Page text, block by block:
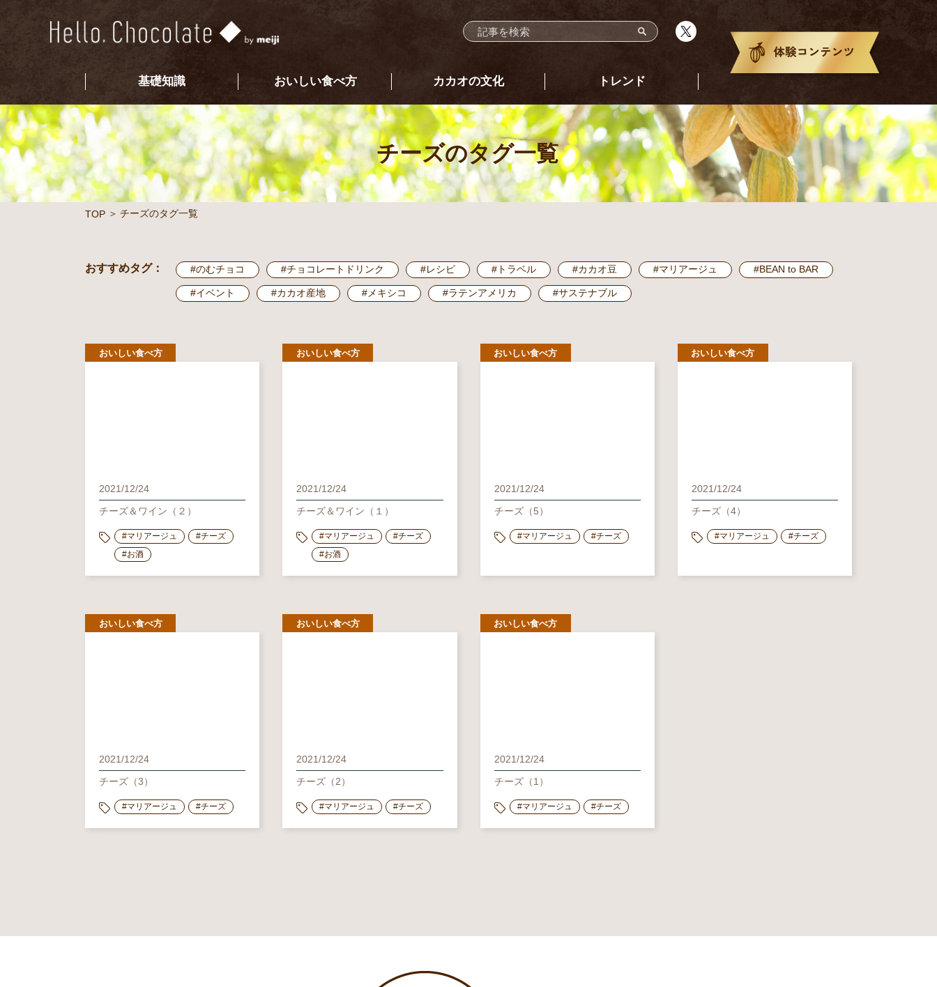
基礎知識 おいしい食べ方 カカオの文化 トレンド
チーズのタグ一覧
TOP チーズのタグ一覧
おすすめタグ： #のむチョコ #チョコレートドリンク #レシピ #トラベル #カカオ豆 #マリアージュ #BEAN to BAR
#イベント #カカオ産地 #メキシコ #ラテンアメリカ #サステナブル
おいしい食べ方
2021/12/24
チーズ＆ワイン（２）
#マリアージュ
#チーズ
#お酒
おいしい食べ方
2021/12/24
チーズ＆ワイン（１）
#マリアージュ
#チーズ
#お酒
おいしい食べ方
2021/12/24
チーズ（5）
#マリアージュ #チーズ
おいしい食べ方
2021/12/24
チーズ（4）
#マリアージュ #チーズ
おいしい食べ方
2021/12/24
チーズ（3）
#マリアージュ #チーズ
おいしい食べ方
2021/12/24
チーズ（2）
#マリアージュ #チーズ
おいしい食べ方
2021/12/24
チーズ（1）
#マリアージュ #チーズ